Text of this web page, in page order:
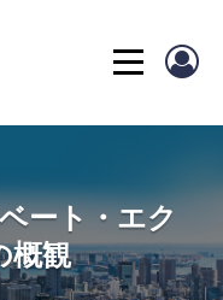
ート・エク
概観